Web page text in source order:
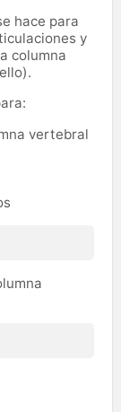
hace para
y
columna
vertebral